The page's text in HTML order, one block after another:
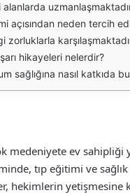
açısından neden tercih
zorluklarla
hikayeleri nelerdir?
sağlığına nasıl katkıda
medeniyete ev
tıp eğitimi ve
hekimlerin